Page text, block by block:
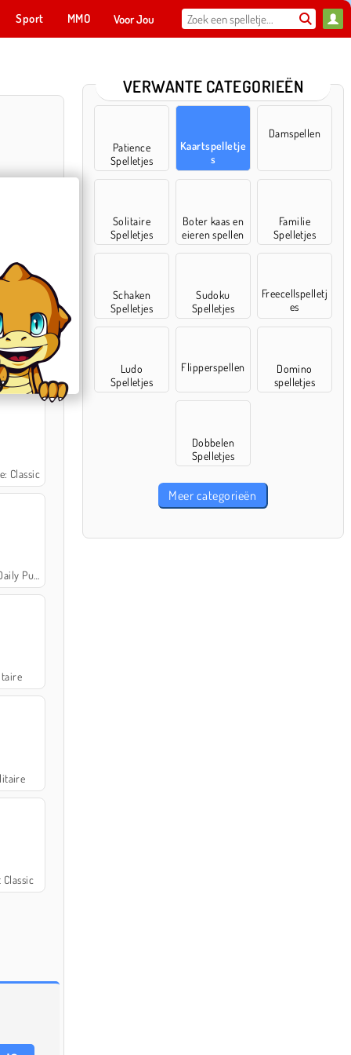
Sport MMO Voor Jou
Classic
Puzzles
VERWANTE CATEGORIEËN
Patience
Spelletjes
Kaartspelletje
s
Damspellen
Solitaire
Spelletjes
Boter kaas en
eieren spellen
Familie
Spelletjes
Schaken
Spelletjes
Sudoku
Spelletjes
Freecellspelletj
es
Ludo
Spelletjes
Flipperspellen
Domino
spelletjes
Dobbelen
Spelletjes
Meer categorieën